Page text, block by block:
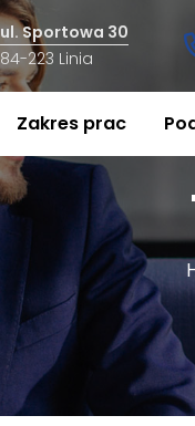
ul. Sportowa 30
84-223 Linia
Zakres prac